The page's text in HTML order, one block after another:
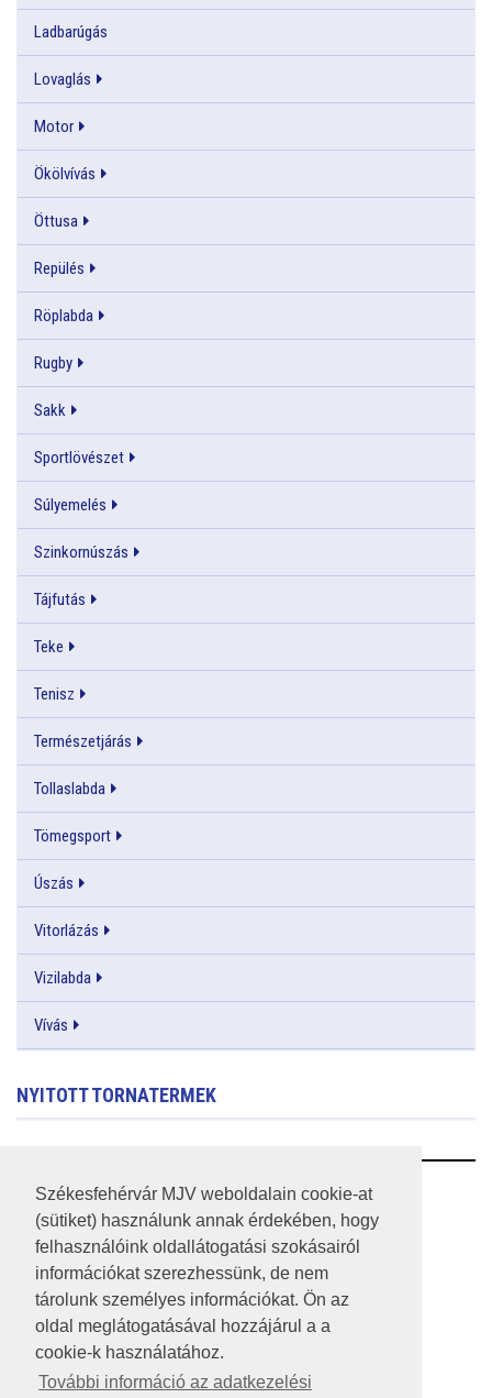
Székesfehérvár MJV weboldalain cookie-at
(sütiket) használunk annak érdekében, hogy
felhasználóink oldallátogatási szokásairól
információkat szerezhessünk, de nem
tárolunk személyes információkat. Ön az
oldal meglátogatásával hozzájárul a a
cookie-k használatához.
További információ az adatkezelési
Ladbarúgás
Lovaglás
Motor
Ökölvívás
Öttusa
Repülés
Röplabda
Rugby
Sakk
Sportlövészet
Súlyemelés
Szinkornúszás
Tájfutás
Teke
Tenisz
Természetjárás
Tollaslabda
Tömegsport
Úszás
Vitorlázás
Vizilabda
Vívás
NYITOTT TORNATERMEK
RSS
A HONLAP 2017.03.31-I ÁLLAPOTA
JOGI NYILATKOZAT
IMPRESSZUM